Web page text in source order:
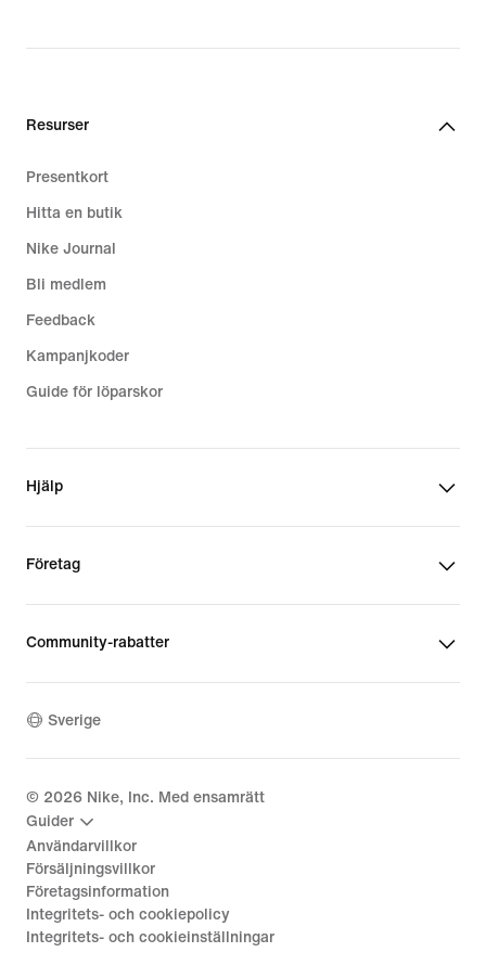
Resurser
Presentkort
Hitta en butik
Nike Journal
Bli medlem
Feedback
Kampanjkoder
Guide för löparskor
Hjälp
Företag
Community-rabatter
Sverige
© 2026 Nike, Inc. Med ensamrätt
Guider
Användarvillkor
Försäljningsvillkor
Företagsinformation
Integritets- och cookiepolicy
Integritets- och cookieinställningar